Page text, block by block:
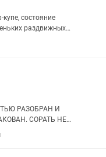
состояние
раздвижных
ряда штанги для
РАЗОБРАН И
НЕ